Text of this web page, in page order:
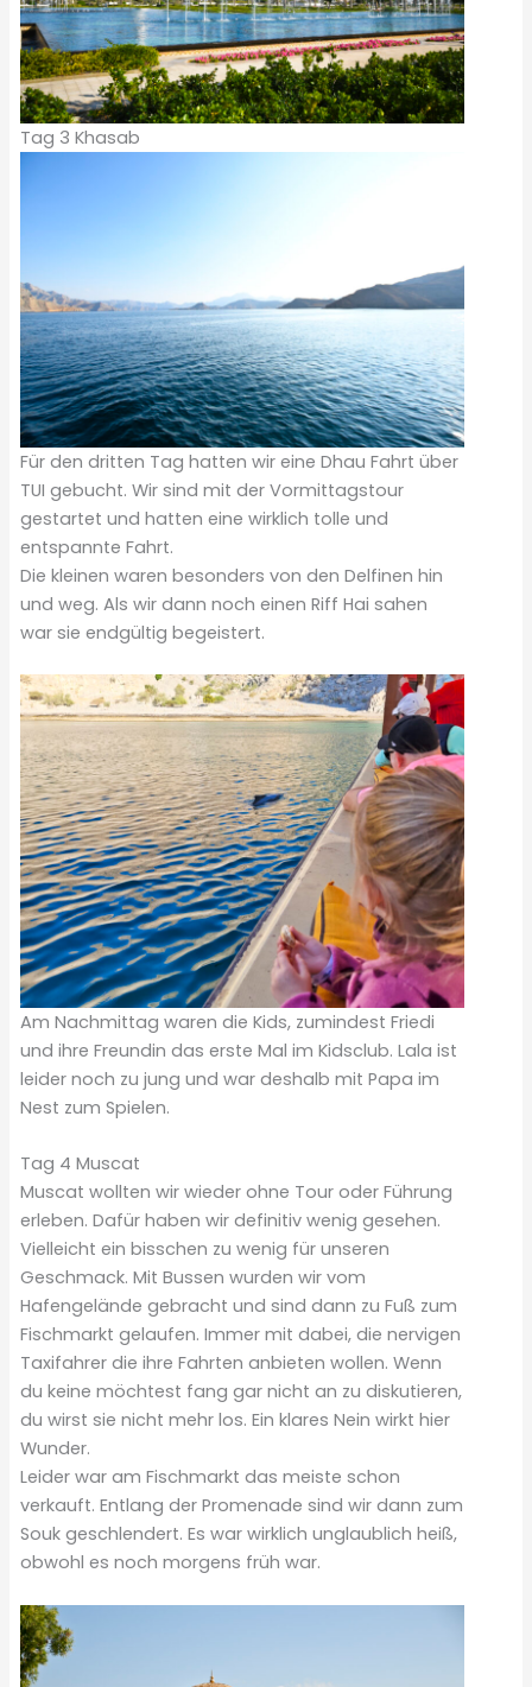
Tag 3 Khasab
Für den dritten Tag hatten wir eine Dhau Fahrt über
TUI gebucht. Wir sind mit der Vormittagstour
gestartet und hatten eine wirklich tolle und
entspannte Fahrt.
Die kleinen waren besonders von den Delfinen hin
und weg. Als wir dann noch einen Riff Hai sahen
war sie endgültig begeistert.
Am Nachmittag waren die Kids, zumindest Friedi
und ihre Freundin das erste Mal im Kidsclub. Lala ist
leider noch zu jung und war deshalb mit Papa im
Nest zum Spielen.
Tag 4 Muscat
Muscat wollten wir wieder ohne Tour oder Führung
erleben. Dafür haben wir definitiv wenig gesehen.
Vielleicht ein bisschen zu wenig für unseren
Geschmack. Mit Bussen wurden wir vom
Hafengelände gebracht und sind dann zu Fuß zum
Fischmarkt gelaufen. Immer mit dabei, die nervigen
Taxifahrer die ihre Fahrten anbieten wollen. Wenn
du keine möchtest fang gar nicht an zu diskutieren,
du wirst sie nicht mehr los. Ein klares Nein wirkt hier
Wunder.
Leider war am Fischmarkt das meiste schon
verkauft. Entlang der Promenade sind wir dann zum
Souk geschlendert. Es war wirklich unglaublich heiß,
obwohl es noch morgens früh war.